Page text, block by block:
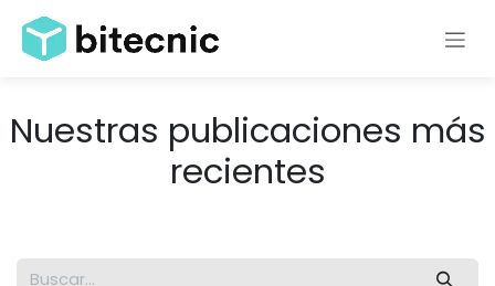
Nuestras publicaciones más
recientes